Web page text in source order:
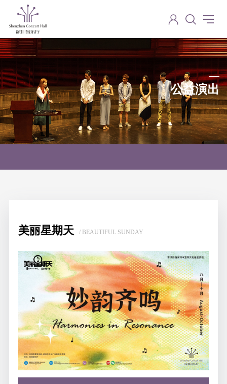
公益演出
Charity performance
美丽星期天 / BEAUTIFUL SUNDAY